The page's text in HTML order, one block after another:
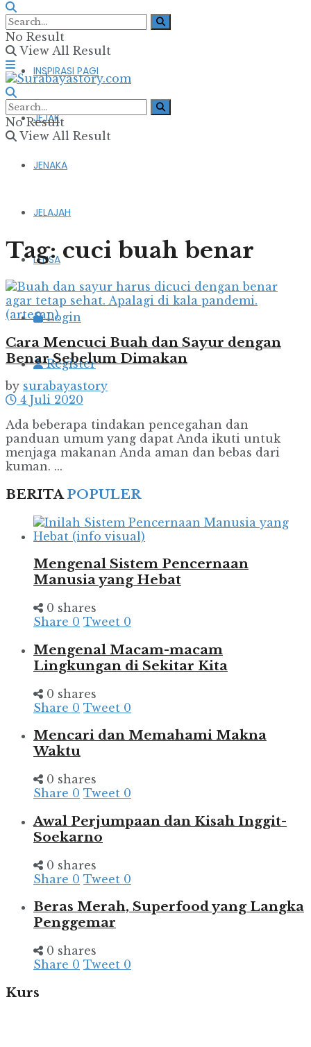
FIKSI & PUISI
INSPIRASI PAGI
JEJAK
JENAKA
JELAJAH
LENSA
Login
Register
No Result
View All Result
No Result
View All Result
Tag:cuci buah benar
Cara Mencuci Buah dan Sayur dengan
Benar Sebelum Dimakan
by surabayastory
4 Juli 2020
Ada beberapa tindakan pencegahan dan
panduan umum yang dapat Anda ikuti untuk
menjaga makanan Anda aman dan bebas dari
kuman. ...
BERITAPOPULER
Mengenal Sistem Pencernaan
Manusia yang Hebat
0 shares
Share 0 Tweet 0
Mengenal Macam-macam
Lingkungan di Sekitar Kita
0 shares
Share 0 Tweet 0
Mencari dan Memahami Makna
Waktu
0 shares
Share 0 Tweet 0
Awal Perjumpaan dan Kisah Inggit-
Soekarno
0 shares
Share 0 Tweet 0
Beras Merah, Superfood yang Langka
Penggemar
0 shares
Share 0 Tweet 0
Kurs